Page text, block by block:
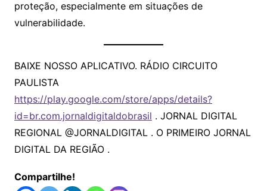
proteção, especialmente em situações de
vulnerabilidade.
BAIXE NOSSO APLICATIVO. RÁDIO CIRCUITO
PAULISTA
https://play.google.com/store/apps/details?
id=br.com.jornaldigitaldobrasil . JORNAL DIGITAL
REGIONAL @JORNALDIGITAL . O PRIMEIRO JORNAL
DIGITAL DA REGIÃO .
Compartilhe!